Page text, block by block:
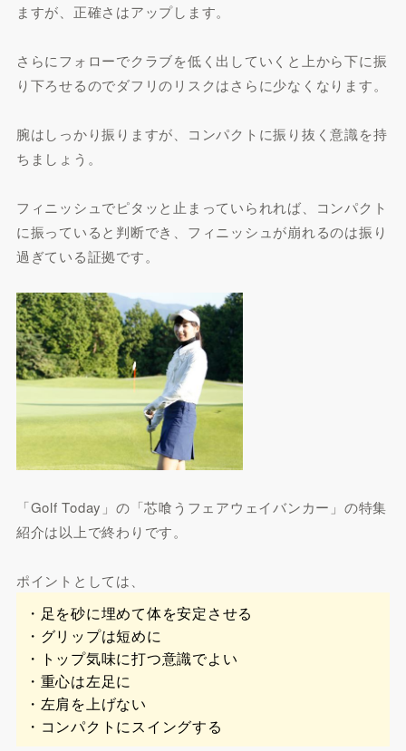
ますが、正確さはアップします。
さらにフォローでクラブを低く出していくと上から下に振
り下ろせるのでダフリのリスクはさらに少なくなります。
腕はしっかり振りますが、コンパクトに振り抜く意識を持
ちましょう。
フィニッシュでピタッと止まっていられれば、コンパクト
に振っていると判断でき、フィニッシュが崩れるのは振り
過ぎている証拠です。
「Golf Today」の「芯喰うフェアウェイバンカー」の特集
紹介は以上で終わりです。
ポイントとしては、
・足を砂に埋めて体を安定させる
・グリップは短めに
・トップ気味に打つ意識でよい
・重心は左足に
・左肩を上げない
・コンパクトにスイングする